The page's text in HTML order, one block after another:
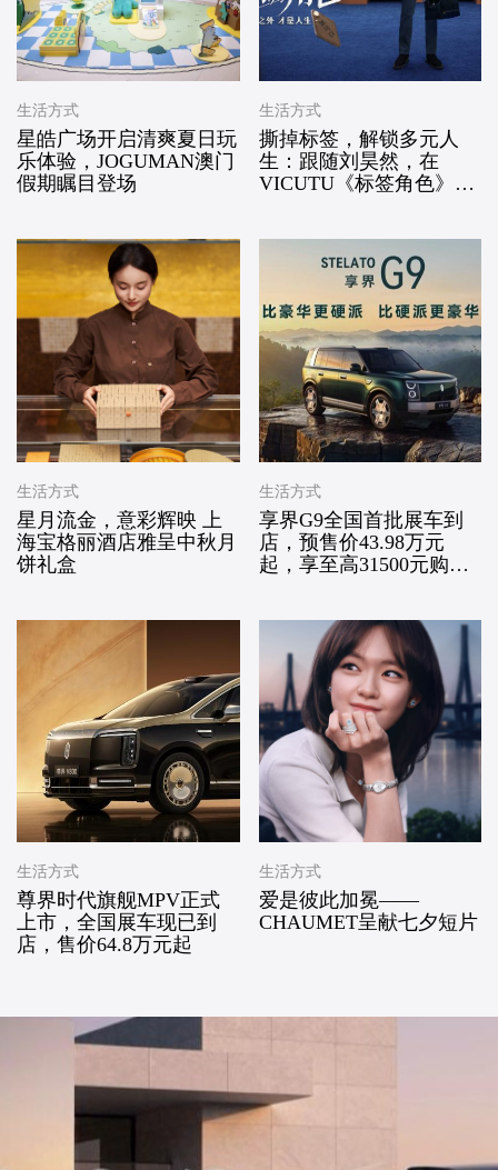
生活方式
星皓广场开启清爽夏日玩
乐体验，JOGUMAN澳门
假期瞩目登场
生活方式
撕掉标签，解锁多元人
生：跟随刘昊然，在
VICUTU《标签角色》中
生活方式
星月流金，意彩辉映 上
海宝格丽酒店雅呈中秋月
饼礼盒
生活方式
享界G9全国首批展车到
店，预售价43.98万元
起，享至高31500元购车
生活方式
尊界时代旗舰MPV正式
上市，全国展车现已到
店，售价64.8万元起
生活方式
爱是彼此加冕——
CHAUMET呈献七夕短片